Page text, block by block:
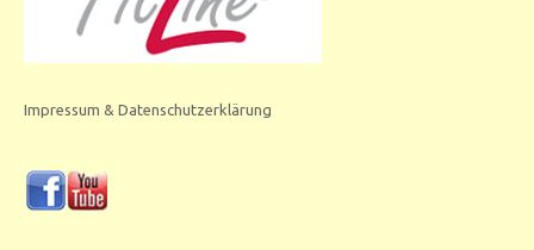
Impressum & Datenschutzerklärung